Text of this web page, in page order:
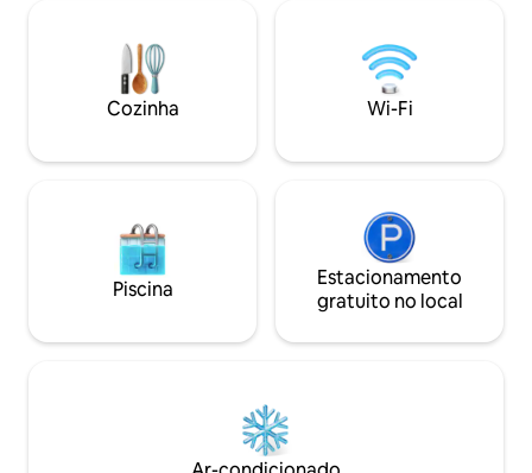
Para se
área fica perto
Cozinha Wi-Fi
Piscina
Estacionamento
gratuito no local